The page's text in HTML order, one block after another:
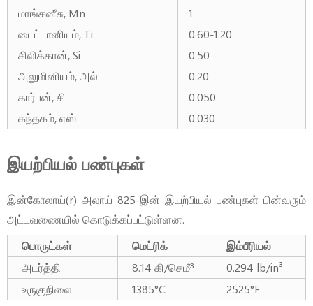
மாங்கனீசு, Mn
1
டைட்டானியம், Ti
0.60-1.20
சிலிக்கான், Si
0.50
அலுமினியம், அல்
0.20
கார்பன், சி
0.050
கந்தகம், எஸ்
0.030
இயற்பியல் பண்புகள்
இன்கோலாய்(r) அலாய் 825-இன் இயற்பியல் பண்புகள் பின்வரும்
அட்டவணையில் கொடுக்கப்பட்டுள்ளன.
பொருட்கள்
மெட்ரிக்
இம்பீரியல்
அடர்த்தி
8.14 கி/செமீ³
0.294 lb/in³
உருகுநிலை
1385°C 2525°F